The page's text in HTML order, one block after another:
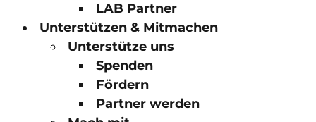
LAB Partner
Unterstützen & Mitmachen
Unterstütze uns
Spenden
Fördern
Partner werden